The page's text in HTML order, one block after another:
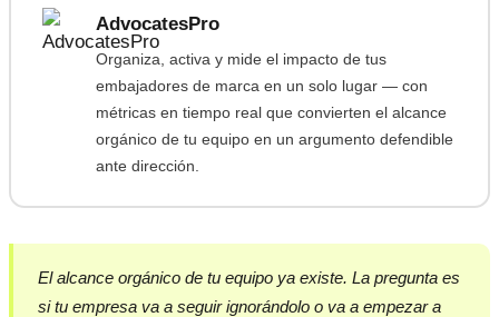
AdvocatesPro
Organiza, activa y mide el impacto de tus
embajadores de marca en un solo lugar — con
métricas en tiempo real que convierten el alcance
orgánico de tu equipo en un argumento defendible
ante dirección.
El alcance orgánico de tu equipo ya existe. La pregunta es
si tu empresa va a seguir ignorándolo o va a empezar a